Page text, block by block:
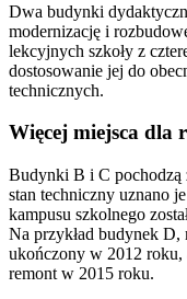
Dwa budynki
modernizację i
lekcyjnych szkoły z
dostosowanie jej do
technicznych.
Więcej miejsca dla
Budynki B i C pochodzą
stan techniczny uznano
kampusu szkolnego
Na przykład budynek D,
ukończony w 2012 roku,
remont w 2015 roku.